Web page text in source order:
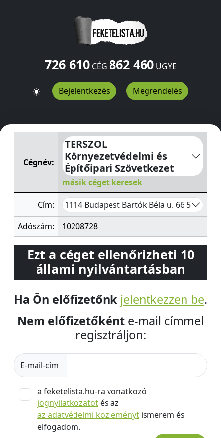
726 610CÉG 862 460ÜGYE
Bejelentkezés Megrendelés
TERSZOL Környezetvédelmi és Építőipari Szövetkezet
Cégnév:
TERSZOL
Környezetvédelmi és
Építőipari Szövetkezet
másik céget keresek
Cím: 1114 Budapest Bartók Béla u. 66 5
Adószám: 10208728
Ezt a céget ellenőrizheti 10
állami nyilvántartásban
Ha Ön előfizetőnk jelentkezzen be.
Nem előfizetőként e-mail címmel
regisztráljon:
E-mail-cím
a feketelista.hu-ra vonatkozó
jognyilatkozatot és az
az adatvédelmi közleményt ismerem és
elfogadom.